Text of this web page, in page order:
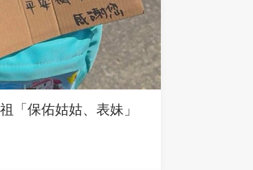
「保佑姑姑、表妹」